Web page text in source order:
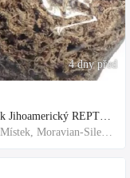
4 dny před
Rašelinik Jihoamerický REPTER - 5 balení - 500g -
Frýdek-Místek, Moravian-Silesian Region,Others